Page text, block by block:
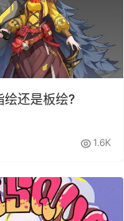
绘还是板绘?
1.6K